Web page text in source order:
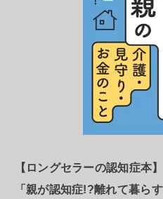
【ロングセラーの認知症本】
「親が認知症!?離れて暮ら